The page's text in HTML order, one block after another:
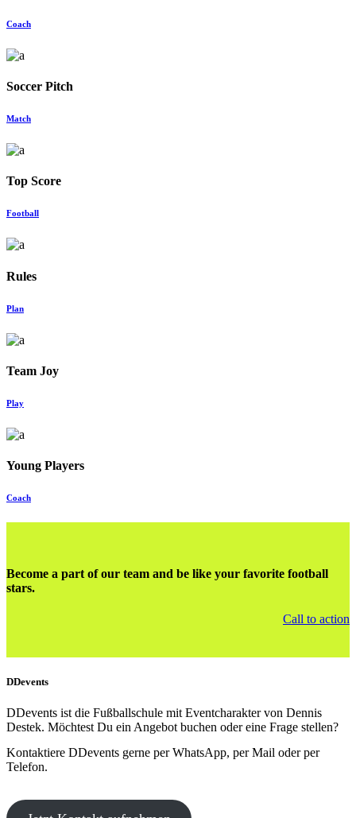
Coach
Soccer Pitch
Match
Top Score
Football
Rules
Plan
Team Joy
Play
Young Players
Coach
Become a part of our team and be like your favorite football
stars.
Call to action
DDevents
DDevents ist die Fußballschule mit Eventcharakter von Dennis
Destek. Möchtest Du ein Angebot buchen oder eine Frage stellen?
Kontaktiere DDevents gerne per WhatsApp, per Mail oder per
Telefon.